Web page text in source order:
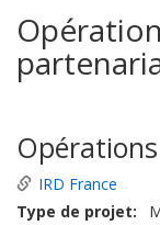
IRD France
Type de projet